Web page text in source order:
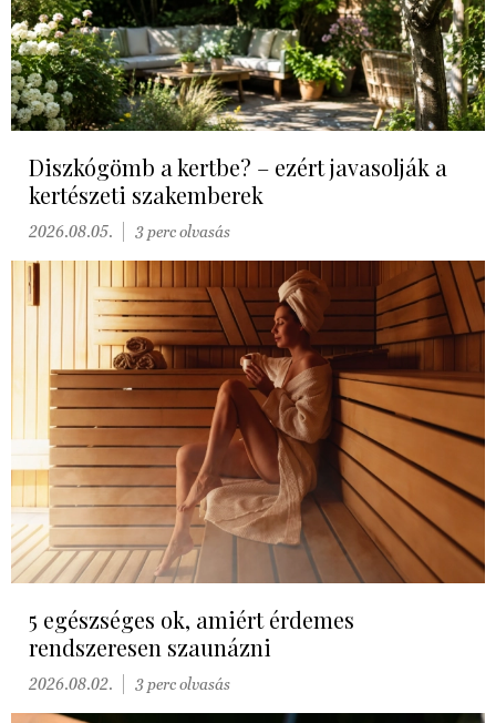
Diszkógömb a kertbe? – ezért javasolják a
kertészeti szakemberek
2026.08.05. 3 perc olvasás
5 egészséges ok, amiért érdemes
rendszeresen szaunázni
2026.08.02. 3 perc olvasás